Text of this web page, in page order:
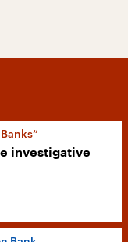
investigative